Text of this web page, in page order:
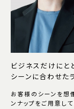
ビジネスだけにと
シーンに合わせた
お客様のシーンを想
ンナップをご用意し